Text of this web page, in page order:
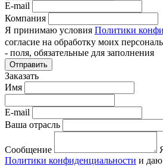
E-mail
Компания
Я принимаю условия Политики
согласие на обработку моих
- поля, обязательные для заполнения
Отправить
Заказать
Имя
E-mail
Ваша отрасль
Сообщение
Политики конфиденциальности и даю